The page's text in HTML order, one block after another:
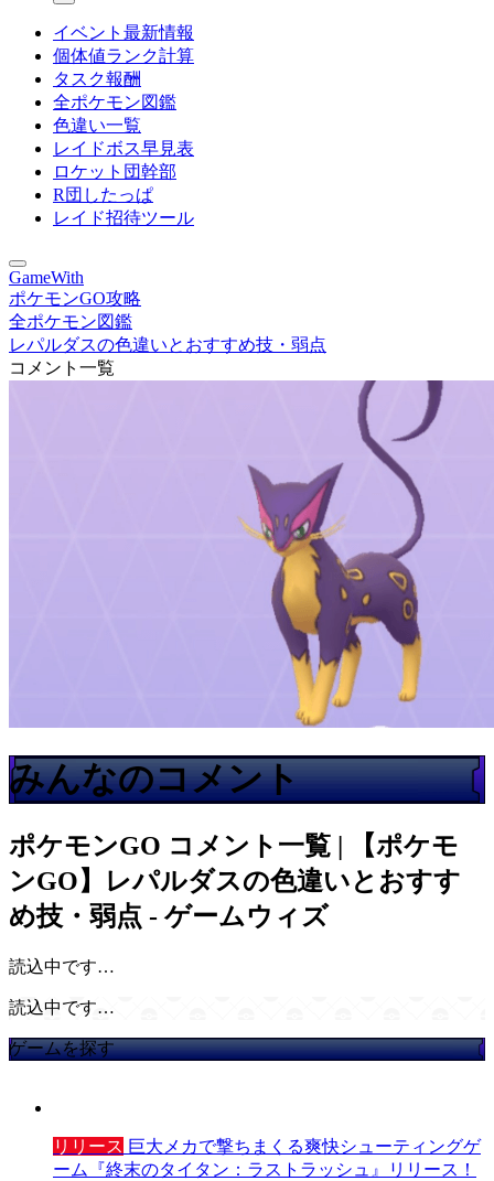
イベント最新情報
個体値ランク計算
タスク報酬
全ポケモン図鑑
色違い一覧
レイドボス早見表
ロケット団幹部
R団したっぱ
レイド招待ツール
GameWith
ポケモンGO攻略
全ポケモン図鑑
レパルダスの色違いとおすすめ技・弱点
コメント一覧
みんなのコメント
ポケモンGO コメント一覧 | 【ポケモ
ンGO】レパルダスの色違いとおすす
め技・弱点 - ゲームウィズ
読込中です…
読込中です…
ゲームを探す
リリース 巨大メカで撃ちまくる爽快シューティングゲ
ーム『終末のタイタン：ラストラッシュ』リリース！